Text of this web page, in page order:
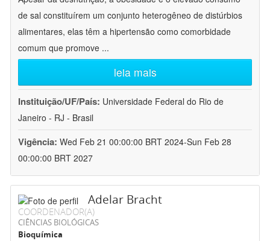
de sal constituírem um conjunto heterogêneo de distúrbios
alimentares, elas têm a hipertensão como comorbidade
comum que promove ...
leia mais
Instituição/UF/País: Universidade Federal do Rio de
Janeiro - RJ - Brasil
Vigência: Wed Feb 21 00:00:00 BRT 2024-Sun Feb 28
00:00:00 BRT 2027
Adelar Bracht
COORDENADOR(A)
CIÊNCIAS BIOLÓGICAS
Bioquímica